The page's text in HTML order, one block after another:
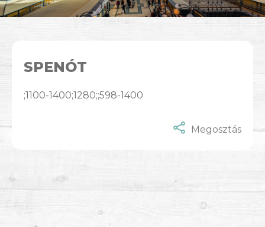
SPENÓT
;1100-1400;1280;;598-1400
Megosztás